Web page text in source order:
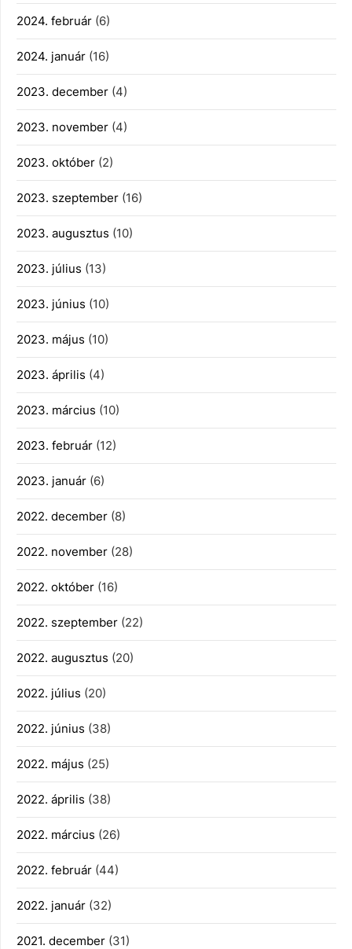
2024. február (6)
2024. január (16)
2023. december (4)
2023. november (4)
2023. október (2)
2023. szeptember (16)
2023. augusztus (10)
2023. július (13)
2023. június (10)
2023. május (10)
2023. április (4)
2023. március (10)
2023. február (12)
2023. január (6)
2022. december (8)
2022. november (28)
2022. október (16)
2022. szeptember (22)
2022. augusztus (20)
2022. július (20)
2022. június (38)
2022. május (25)
2022. április (38)
2022. március (26)
2022. február (44)
2022. január (32)
2021. december (31)